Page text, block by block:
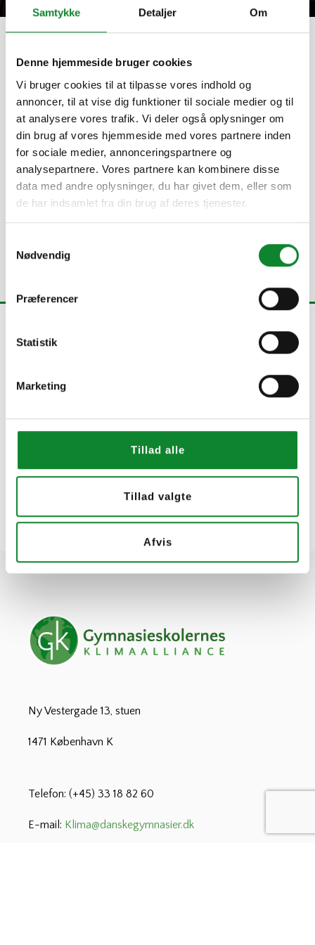
Samtykke Detaljer Om
Denne hjemmeside bruger cookies
Vi bruger cookies til at tilpasse vores indhold og
annoncer, til at vise dig funktioner til sociale medier og til
at analysere vores trafik. Vi deler også oplysninger om
din brug af vores hjemmeside med vores partnere inden
for sociale medier, annonceringspartnere og
analysepartnere. Vores partnere kan kombinere disse
data med andre oplysninger, du har givet dem, eller som
de har indsamlet fra din brug af deres tjenester.
Nødvendig
Præferencer
Statistik
Marketing
Tillad alle
Tillad valgte
Afvis
Aalborg Katedralskole
17. MAJ 2024
Tilbage
Ny Vestergade 13, stuen
1471 København K
Telefon: (+45) 33 18 82 60
E-mail: Klima@danskegymnasier.dk